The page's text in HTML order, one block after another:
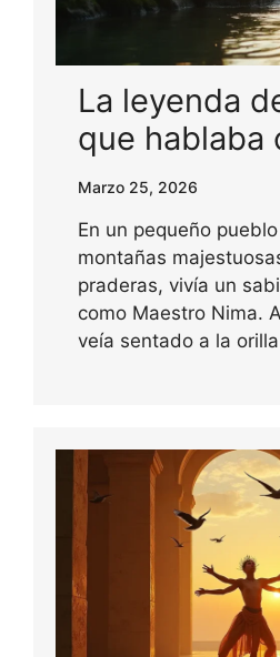
La leyenda
que hablaba
Marzo 25, 2026
En un pequeño
montañas
praderas, vivía un
como Maestro Nima.
veía sentado a la